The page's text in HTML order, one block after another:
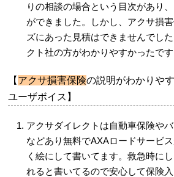
りの相談の場合という目次があり
ができました。しかし、アクサ損
ズにあった見積はできませんでし
クト社の方がわかりやすかったです
【 アクサ損害保険の説明がわかりや
ユーザボイス】
アクサダイレクトは自動車保険や
などあり無料でAXAロードサービ
く絵にして書いてます。救急時に
れると書いてるので安心して保険